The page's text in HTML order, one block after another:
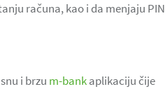
računa, kao i da menjaju PIN
i brzu m-bankaplikaciju čije